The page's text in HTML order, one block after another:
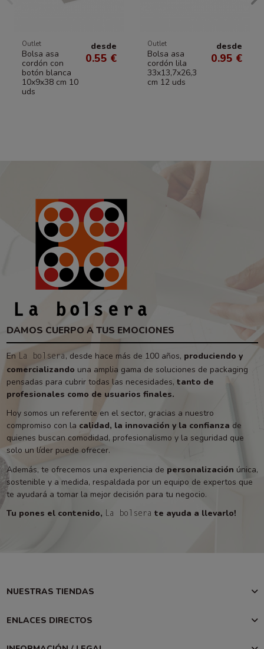
Outlet
Bolsa asa
cordón con
botón blanca
10x9x38 cm 10
uds
desde
0.55 €
Outlet
Bolsa asa
cordón lila
33x13,7x26,3
cm 12 uds
desde
0.95 €
DAMOS CUERPO A TUS EMOCIONES
En La bolsera, desde hace más de 100 años, produciendo y
comercializando una amplia gama de soluciones de packaging
pensadas para cubrir todas las necesidades, tanto de
profesionales como de usuarios finales.
Hoy somos un referente en el sector, gracias a nuestro
compromiso con la calidad, la innovación y la confianza de
quienes buscan comodidad, profesionalismo y la seguridad que
solo un líder puede ofrecer.
Además, te ofrecemos una experiencia de personalización única,
sostenible y a medida, respaldada por un equipo de expertos que
te ayudará a tomar la mejor decisión para tu negocio.
Tu pones el contenido, La bolsera te ayuda a llevarlo!
NUESTRAS TIENDAS
ENLACES DIRECTOS